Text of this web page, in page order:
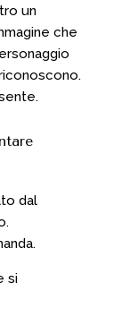
un
che
dal
si